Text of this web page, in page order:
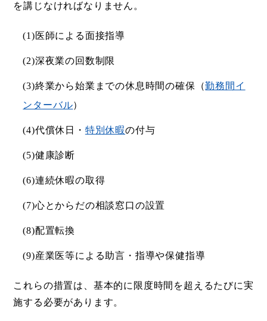
を講じなければなりません。
(1)医師による面接指導
(2)深夜業の回数制限
(3)終業から始業までの休息時間の確保（勤務間イ
ンターバル）
(4)代償休日・ 特別休暇の付与
(5)健康診断
(6)連続休暇の取得
(7)心とからだの相談窓口の設置
(8)配置転換
(9)産業医等による助言・指導や保健指導
これらの措置は、基本的に限度時間を超えるたびに実
施する必要があります。